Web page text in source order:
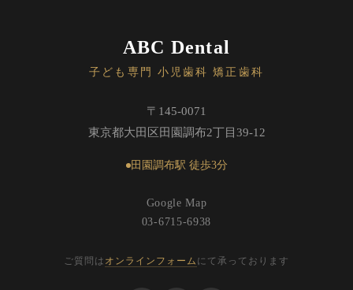
ABC Dental
子ども専門 小児歯科 矯正歯科
〒145-0071
東京都大田区田園調布2丁目39-12
田園調布駅 徒歩3分
Google Map
03-6715-6938
ご質問は オンラインフォーム にて承っております